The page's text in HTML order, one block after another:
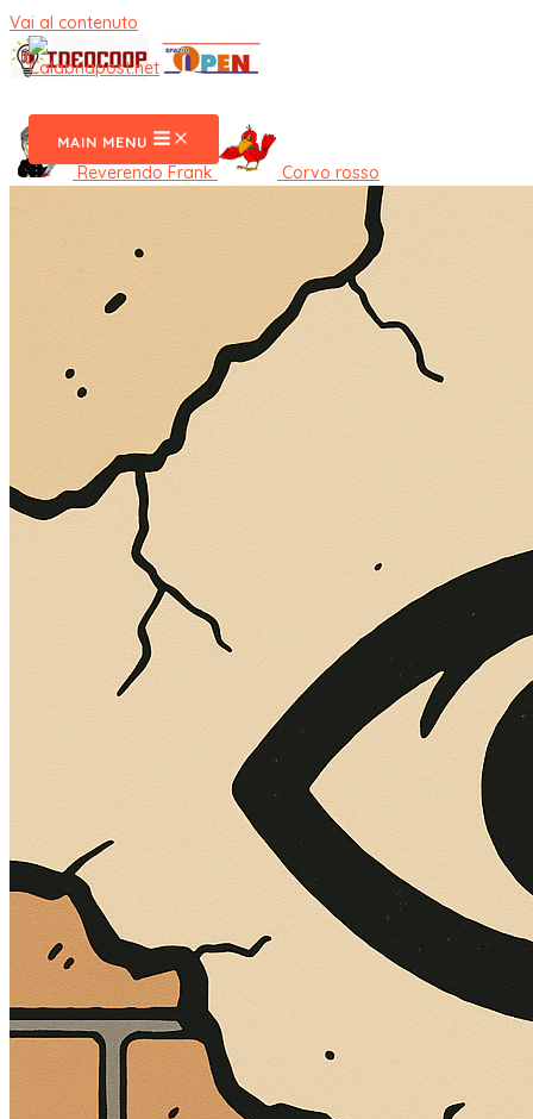
Vai al contenuto
MAIN MENU
Reverendo Frank Corvo rosso